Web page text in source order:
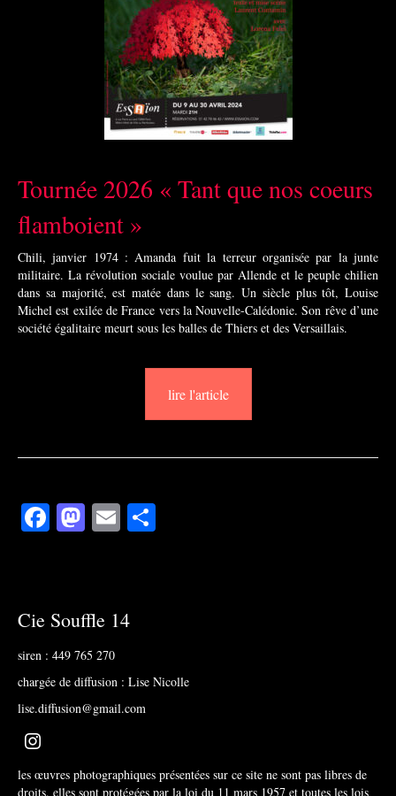
Tournée 2026 « Tant que nos coeurs
flamboient »
Chili, janvier 1974 : Amanda fuit la terreur organisée par la junte
militaire. La révolution sociale voulue par Allende et le peuple chilien
dans sa majorité, est matée dans le sang. Un siècle plus tôt, Louise
Michel est exilée de France vers la Nouvelle-Calédonie. Son rêve d’une
société égalitaire meurt sous les balles de Thiers et des Versaillais.
lire l'article
Facebook
Mastodon
Email
Cie Souffle 14
siren : 449 765 270
chargée de diffusion : Lise Nicolle
lise.diffusion@gmail.com
les œuvres photographiques présentées sur ce site ne sont pas libres de
droits. elles sont protégées par la loi du 11 mars 1957 et toutes les lois